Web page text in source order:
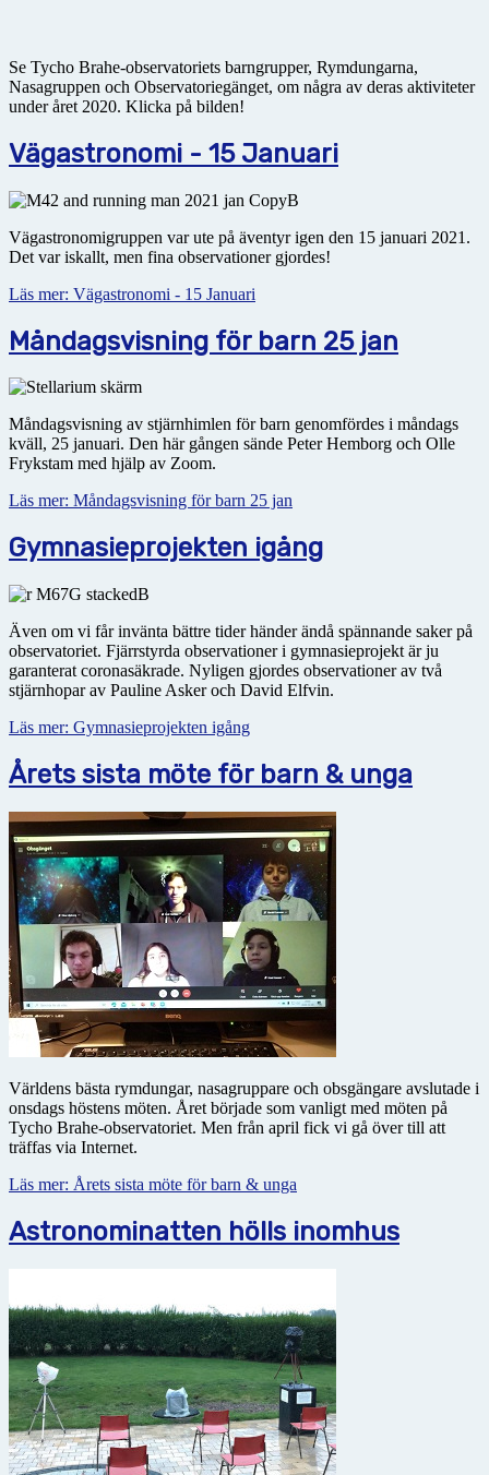
Se Tycho Brahe-observatoriets barngrupper, Rymdungarna,
Nasagruppen och Observatoriegänget, om några av deras aktiviteter
under året 2020. Klicka på bilden!
Vägastronomi - 15 Januari
Vägastronomigruppen var ute på äventyr igen den 15 januari 2021.
Det var iskallt, men fina observationer gjordes!
Läs mer: Vägastronomi - 15 Januari
Måndagsvisning för barn 25 jan
Måndagsvisning av stjärnhimlen för barn genomfördes i måndags
kväll, 25 januari. Den här gången sände Peter Hemborg och Olle
Frykstam med hjälp av Zoom.
Läs mer: Måndagsvisning för barn 25 jan
Gymnasieprojekten igång
Även om vi får invänta bättre tider händer ändå spännande saker på
observatoriet. Fjärrstyrda observationer i gymnasieprojekt är ju
garanterat coronasäkrade. Nyligen gjordes observationer av två
stjärnhopar av Pauline Asker och David Elfvin.
Läs mer: Gymnasieprojekten igång
Årets sista möte för barn & unga
Världens bästa rymdungar, nasagruppare och obsgängare avslutade i
onsdags höstens möten. Året började som vanligt med möten på
Tycho Brahe-observatoriet. Men från april fick vi gå över till att
träffas via Internet.
Läs mer: Årets sista möte för barn & unga
Astronominatten hölls inomhus